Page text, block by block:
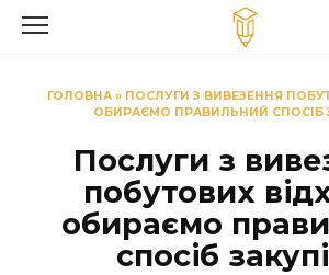
ГОЛОВНА» ПОСЛУГИ З ВИВЕЗЕННЯ
ОБИРАЄМО ПРАВИЛЬНИЙ СПОСІБ
Послуги з
побутових
обираємо
спосіб